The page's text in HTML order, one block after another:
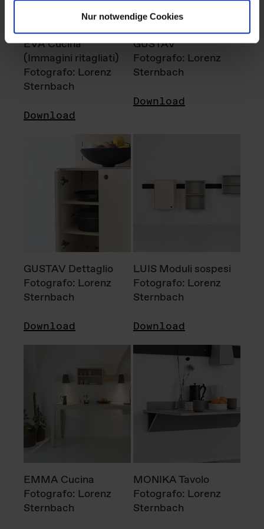
Nur notwendige Cookies
EVA Cucina
(Immagini ritagliati)
Fotografo: Lorenz
Sternbach
Download
GUSTAV
Fotografo: Lorenz
Sternbach
Download
GUSTAV Dettaglio
Fotografo: Lorenz
Sternbach
Download
LUIS Moduli sospesi
Fotografo: Lorenz
Sternbach
Download
EMMA Cucina
Fotografo: Lorenz
Sternbach
MONIKA Tavolo
Fotografo: Lorenz
Sternbach